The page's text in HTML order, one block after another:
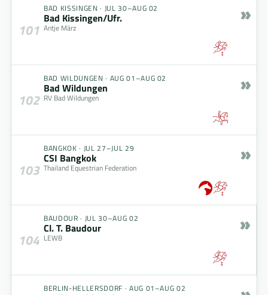
101
BAD KISSINGEN · JUL 30–AUG 02
Bad Kissingen/Ufr.
Antje März
»
102
BAD WILDUNGEN · AUG 01–AUG 02
Bad Wildungen
RV Bad Wildungen
»
103
BANGKOK · JUL 27–JUL 29
CSI Bangkok
Thailand Equestrian Federation
»
104
BAUDOUR · JUL 30–AUG 02
Cl. T. Baudour
LEWB
»
BERLIN-HELLERSDORF · AUG 01–AUG 02